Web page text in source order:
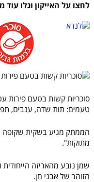
לחצו על האייקון וגלו עוד
סוכריות קשות בטעם פירות
טעמים: תות שדה, ענבים,
מתוקות".
שמן נובע מהאריזה
הזוהר של אבני חן.